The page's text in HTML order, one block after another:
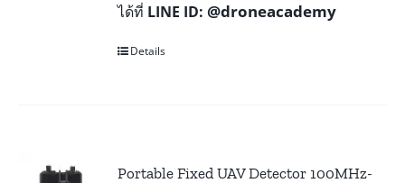
ได้ที่ LINE ID:@droneacademy
Details
Portable Fixed UAV Detector 100MHz-